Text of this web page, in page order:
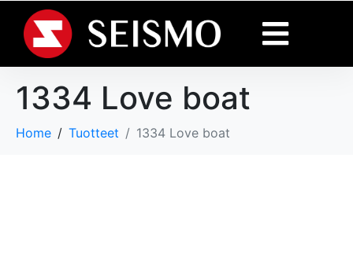
1334 Love boat
Home Tuotteet 1334 Love boat